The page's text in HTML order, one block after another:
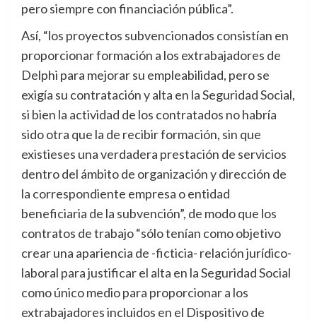
pero siempre con financiación pública”.
Así, “los proyectos subvencionados consistían en
proporcionar formación a los extrabajadores de
Delphi para mejorar su empleabilidad, pero se
exigía su contratación y alta en la Seguridad Social,
si bien la actividad de los contratados no habría
sido otra que la de recibir formación, sin que
existieses una verdadera prestación de servicios
dentro del ámbito de organización y dirección de
la correspondiente empresa o entidad
beneficiaria de la subvención”, de modo que los
contratos de trabajo “sólo tenían como objetivo
crear una apariencia de -ficticia- relación jurídico-
laboral para justificar el alta en la Seguridad Social
como único medio para proporcionar a los
extrabajadores incluidos en el Dispositivo de